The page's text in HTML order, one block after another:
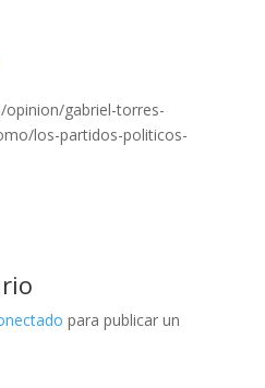
gabriel-torres-
los-partidos-politicos-
para publicar un